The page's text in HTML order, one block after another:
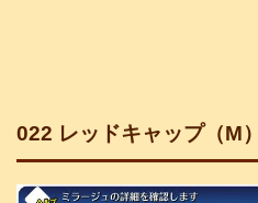
022 レッドキャップ（M）